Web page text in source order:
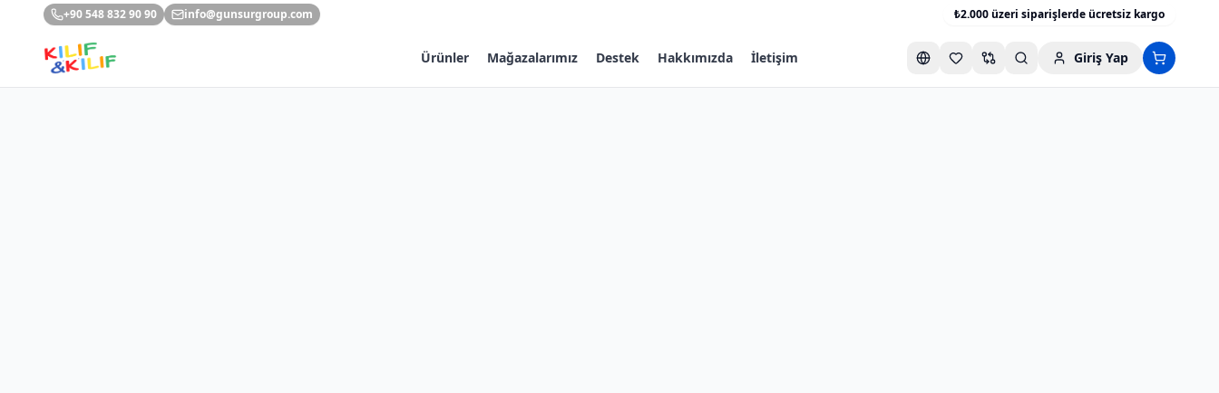
Ana içeriğe geç+90 548 832 90 90 info@gunsurgroup.com ₺2.000 üzeri siparişlerde ücretsiz kargo
Favori listesini aç
Karşılaştırma listesini aç
Giriş Yap
Ürünler Mağazalarımız Destek Hakkımızda İletişim